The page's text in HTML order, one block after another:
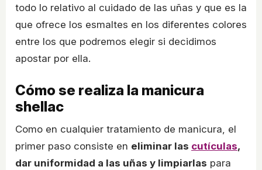
todo lo relativo al cuidado de las uñas y que es la
que ofrece los esmaltes en los diferentes colores
entre los que podremos elegir si decidimos
apostar por ella.
Cómo se realiza la manicura
shellac
Como en cualquier tratamiento de manicura, el
primer paso consiste en eliminar las cutículas,
dar uniformidad a las uñas y limpiarlas para